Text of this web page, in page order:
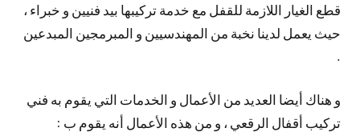
قطع الغيار اللازمة للقفل مع خدمة تركيبها بيد فنيين و خبراء ،
حيث يعمل لدينا نخبة من المهندسيين و المبرمجين المبدعين
.
و هناك أيضا العديد من الأعمال و الخدمات التي يقوم به فني
تركيب أقفال الرقعي ، و من هذه الأعمال أنه يقوم ب :